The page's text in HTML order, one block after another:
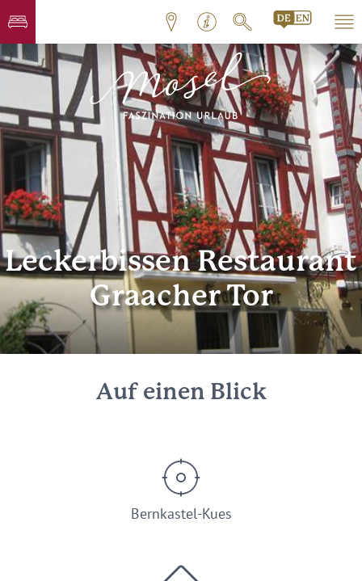
Leckerbissen Restaurant
Graacher Tor
Auf einen Blick
Bernkastel-Kues